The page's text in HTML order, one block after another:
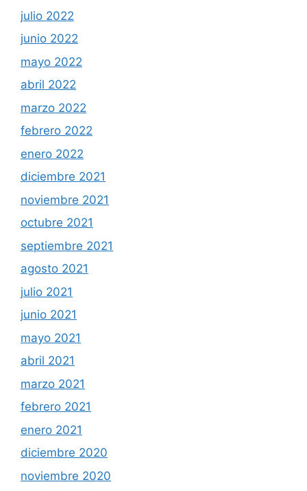
julio 2022
junio 2022
mayo 2022
abril 2022
marzo 2022
febrero 2022
enero 2022
diciembre 2021
noviembre 2021
octubre 2021
septiembre 2021
agosto 2021
julio 2021
junio 2021
mayo 2021
abril 2021
marzo 2021
febrero 2021
enero 2021
diciembre 2020
noviembre 2020